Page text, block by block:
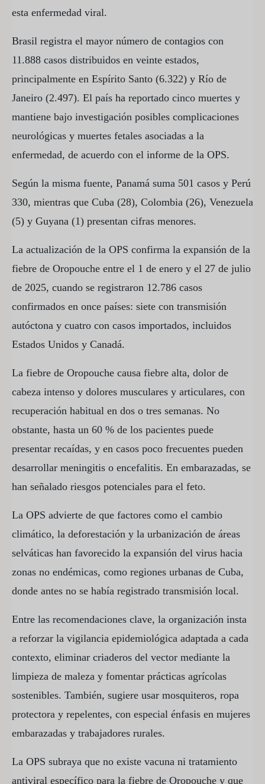
esta enfermedad viral.
Brasil registra el mayor número de contagios con
11.888 casos distribuidos en veinte estados,
principalmente en Espírito Santo (6.322) y Río de
Janeiro (2.497). El país ha reportado cinco muertes y
mantiene bajo investigación posibles complicaciones
neurológicas y muertes fetales asociadas a la
enfermedad, de acuerdo con el informe de la OPS.
Según la misma fuente, Panamá suma 501 casos y Perú
330, mientras que Cuba (28), Colombia (26), Venezuela
(5) y Guyana (1) presentan cifras menores.
La actualización de la OPS confirma la expansión de la
fiebre de Oropouche entre el 1 de enero y el 27 de julio
de 2025, cuando se registraron 12.786 casos
confirmados en once países: siete con transmisión
autóctona y cuatro con casos importados, incluidos
Estados Unidos y Canadá.
La fiebre de Oropouche causa fiebre alta, dolor de
cabeza intenso y dolores musculares y articulares, con
recuperación habitual en dos o tres semanas. No
obstante, hasta un 60 % de los pacientes puede
presentar recaídas, y en casos poco frecuentes pueden
desarrollar meningitis o encefalitis. En embarazadas, se
han señalado riesgos potenciales para el feto.
La OPS advierte de que factores como el cambio
climático, la deforestación y la urbanización de áreas
selváticas han favorecido la expansión del virus hacia
zonas no endémicas, como regiones urbanas de Cuba,
donde antes no se había registrado transmisión local.
Entre las recomendaciones clave, la organización insta
a reforzar la vigilancia epidemiológica adaptada a cada
contexto, eliminar criaderos del vector mediante la
limpieza de maleza y fomentar prácticas agrícolas
sostenibles. También, sugiere usar mosquiteros, ropa
protectora y repelentes, con especial énfasis en mujeres
embarazadas y trabajadores rurales.
La OPS subraya que no existe vacuna ni tratamiento
antiviral específico para la fiebre de Oropouche y que